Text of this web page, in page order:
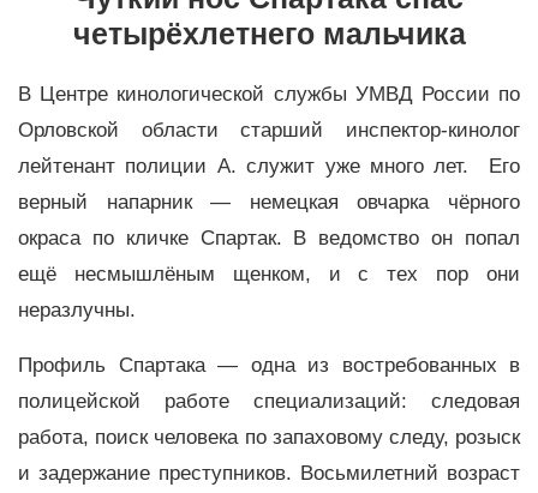
четырёхлетнего мальчика
В Центре кинологической службы УМВД России по
Орловской области старший инспектор-кинолог
лейтенант полиции А. служит уже много лет. Его
верный напарник — немецкая овчарка чёрного
окраса по кличке Спартак. В ведомство он попал
ещё несмышлёным щенком, и с тех пор они
неразлучны.
Профиль Спартака — одна из востребованных в
полицейской работе специализаций: следовая
работа, поиск человека по запаховому следу, розыск
и задержание преступников. Восьмилетний возраст